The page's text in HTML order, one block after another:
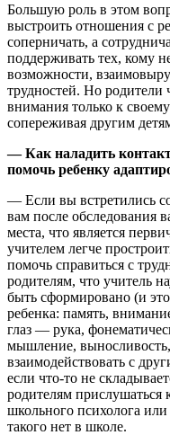
Большую роль в этом
выстроить отношения с
соперничать, а
поддерживать тех, кому
возможности,
трудностей. Но родители
внимания только к
сопереживая другим
— Как наладить
помочь ребенку
— Если вы встретились
вам после обследования
места, что является
учителем легче
помочь справиться с
родителям, что учитель
быть сформировано (и
ребенка: память,
глаз — рука,
мышление,
взаимодействовать с
если что-то не
родителям прислушаться
школьного психолога
такого нет в школе.